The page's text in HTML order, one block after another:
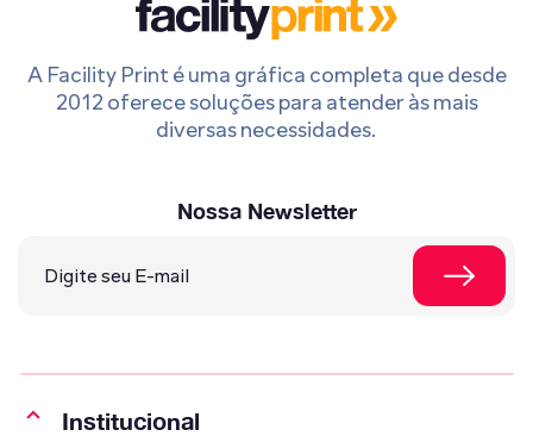
A Facility Print é uma gráfica completa que desde
2012 oferece soluções para atender às mais
diversas necessidades.
Nossa Newsletter
Institucional